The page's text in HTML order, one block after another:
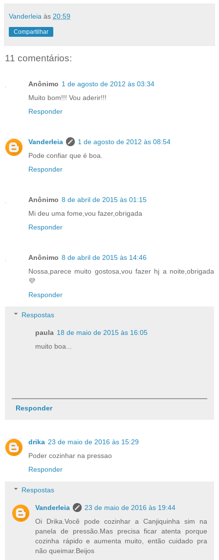
Vanderleia às 20:59
Compartilhar
11 comentários:
Anônimo 1 de agosto de 2012 às 03:34
Muito bom!!! Vou aderir!!!
Responder
Vanderleia
1 de agosto de 2012 às 08:54
Pode confiar que é boa.
Responder
Anônimo 8 de abril de 2015 às 01:15
Mi deu uma fome,vou fazer,obrigada
Responder
Anônimo 8 de abril de 2015 às 14:46
Nossa,parece muito gostosa,vou fazer hj a noite,obrigada
💜
Responder
Respostas
paula 18 de maio de 2015 às 16:05
muito boa...
Responder
drika 23 de maio de 2016 às 15:29
Poder cozinhar na pressao
Responder
Respostas
Vanderleia
23 de maio de 2016 às 19:44
Oi Drika.Você pode cozinhar a Canjiquinha sim na
panela de pressão.Mas precisa ficar atenta porque
cozinha rápido e aumenta muito, então cuidado pra
não queimar.Beijos